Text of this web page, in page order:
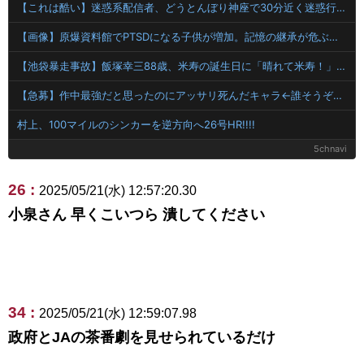
【これは酷い】迷惑系配信者、どうとんぼり神座で30分近く迷惑行為 店長が怯える事態に
【画像】原爆資料館でPTSDになる子供が増加。記憶の継承が危ぶまれる事態に
【池袋暴走事故】飯塚幸三88歳、米寿の誕生日に「晴れて米寿！」「嬉しい」と日記に記載 ネットで全然反省していないと言われる始末
【急募】作中最強だと思ったのにアッサリ死んだキャラ←誰そうぞうした？
村上、100マイルのシンカーを逆方向へ26号HR!!!!
5chnavi
26 : 2025/05/21(水) 12:57:20.30
小泉さん 早くこいつら 潰してください
34 : 2025/05/21(水) 12:59:07.98
政府とJAの茶番劇を見せられているだけ